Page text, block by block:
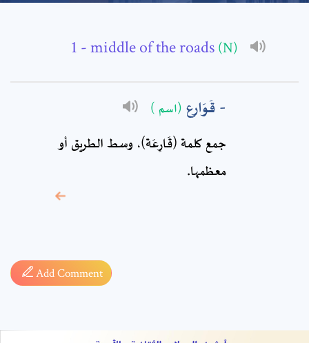
- middle of the roads (N)
قَوَارِع (اسم )
جمع كلمة (قَارِعَة)، وسط الطريق أو
معظمها.
Add Comment
Comment: *